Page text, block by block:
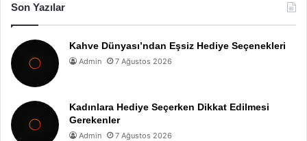
Son Yazılar
Kahve Dünyası’ndan Eşsiz Hediye Seçenekleri
Admin 7 Ağustos 2026
Kadınlara Hediye Seçerken Dikkat Edilmesi
Gerekenler
Admin 7 Ağustos 2026